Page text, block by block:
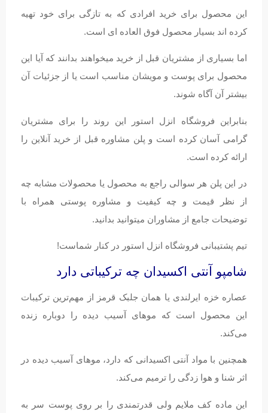
این محصول برای خرید افرادی که به تازگی برای خود تهیه
کرده اند بسیار محصول فوق العاده ای است.
اما بسیاری از مشتریان قبل از خرید میخواهند بدانند که آیا این
محصول برای پوست و مویشان مناسب است یا از جزئیات آن
بیشتر آن آگاه شوند.
بنابراین فروشگاه انزل استور این روند را برای مشتریان
گرامی آسان کرده است و پلن مشاوره قبل از خرید آنلاین را
ارائه کرده است.
در این پلن هر سوالی راجع به محصول یا محصولات مشابه چه
از نظر قیمت و چه کیفیت و مشاوره پوستی همراه با
توضیحات جامع از مشاوران میتوانید بدانید.
تیم پشتیبانی فروشگاه انزل استور در کنار شماست!
شامپو آنتی اکسیدان چه ترکیباتی دارد
عصاره خزه ایرلندی یا همان جلبک قرمز از مهم‌ترین ترکیبات
این محصول است که موهای آسیب دیده را دوباره زنده
می‌کند.
همچنین با مواد آنتی اکسیدانی که دارد، موهای آسیب دیده در
اثر شنا و هوا زدگی را ترمیم می‌کند.
این ماده کف ملایم ولی قدرتمندی را بر روی پوست سر به